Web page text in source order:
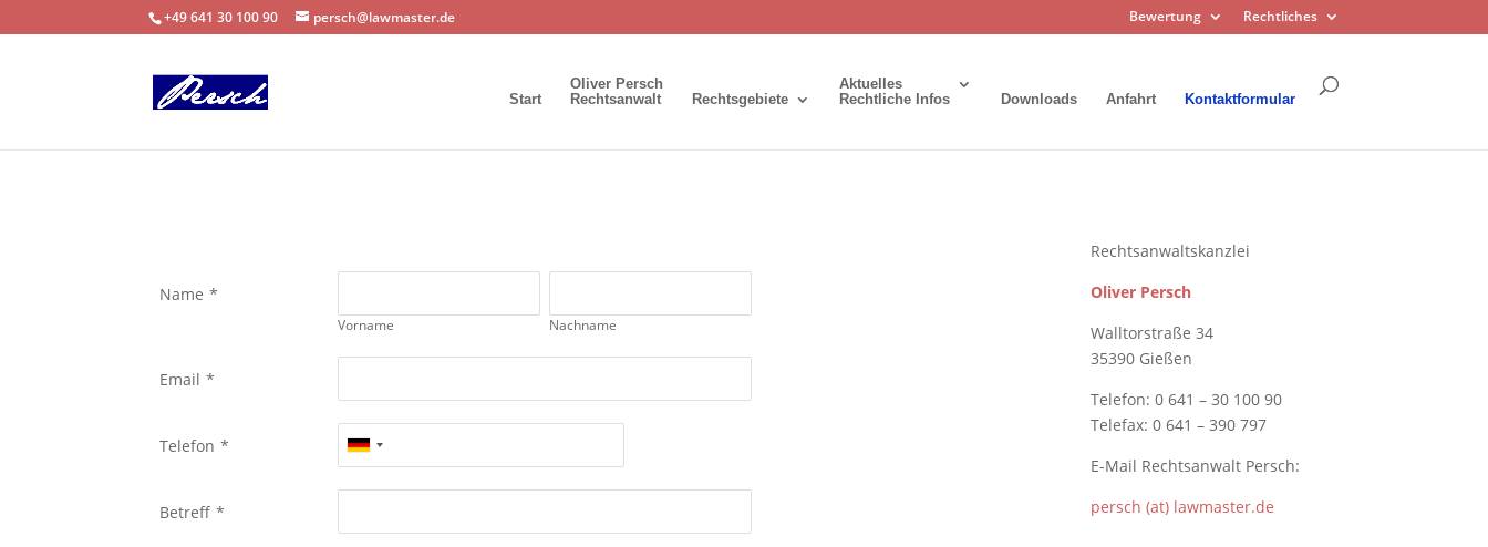
+49 641 30 100 90 persch@lawmaster.de Bewertung Rechtliches
Start
Oliver Persch
Rechtsanwalt
Rechtsgebiete
Aktuelles
Rechtliche Infos
Downloads Anfahrt Kontaktformular
Name *
Vorname Nachname
Email *
Telefon *
Betreff *
Rechtsanwaltskanzlei
Oliver Persch
Walltorstraße 34
35390 Gießen
Telefon: 0 641 – 30 100 90
Telefax: 0 641 – 390 797
E-Mail Rechtsanwalt Persch:
persch (at) lawmaster.de